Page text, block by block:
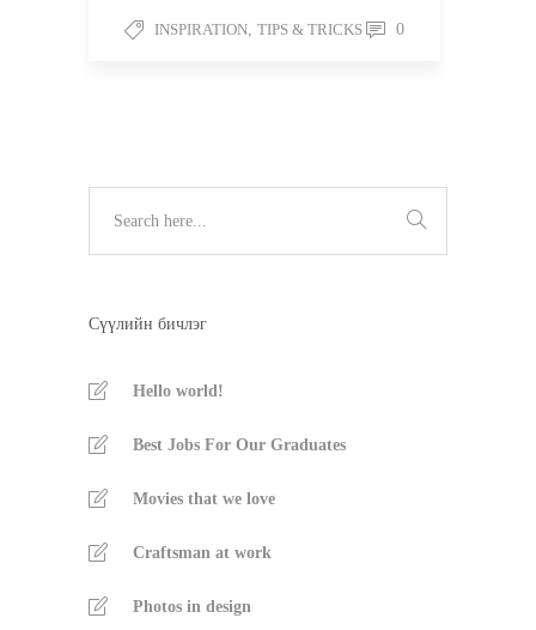
INSPIRATION TIPS & TRICKS 0
Сүүлийн бичлэг
Hello world!
Best Jobs For Our Graduates
Movies that we love
Craftsman at work
Photos in design